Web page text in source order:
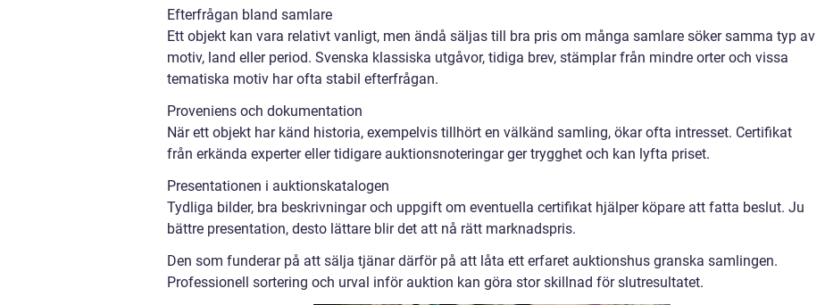
Efterfrågan bland samlare
Ett objekt kan vara relativt vanligt, men ändå säljas till bra pris om många samlare söker samma typ av
motiv, land eller period. Svenska klassiska utgåvor, tidiga brev, stämplar från mindre orter och vissa
tematiska motiv har ofta stabil efterfrågan.
Proveniens och dokumentation
När ett objekt har känd historia, exempelvis tillhört en välkänd samling, ökar ofta intresset. Certifikat
från erkända experter eller tidigare auktionsnoteringar ger trygghet och kan lyfta priset.
Presentationen i auktionskatalogen
Tydliga bilder, bra beskrivningar och uppgift om eventuella certifikat hjälper köpare att fatta beslut. Ju
bättre presentation, desto lättare blir det att nå rätt marknadspris.
Den som funderar på att sälja tjänar därför på att låta ett erfaret auktionshus granska samlingen.
Professionell sortering och urval inför auktion kan göra stor skillnad för slutresultatet.